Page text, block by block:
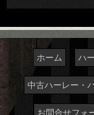
ホーム ハ
中古ハーレー・
お問合せフォ